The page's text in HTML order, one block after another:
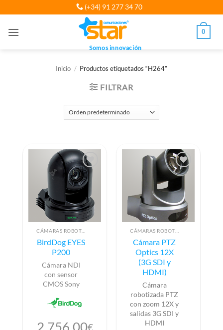
al
(+34) 91 277 34 70
Somos innovación
0
Inicio / Productos etiquetados “H264”
FILTRAR
BirdDog EYES
P200
Cámara NDI
con sensor
CMOS Sony
2.756,00€
Cámara PTZ
Optics 12X
(3G SDI y
HDMI)
Cámara
robotizada PTZ
con zoom 12X y
salidas 3G SDI y
HDMI